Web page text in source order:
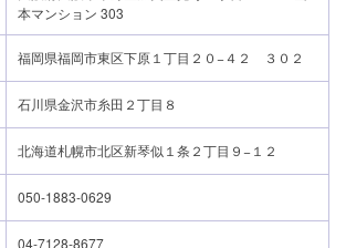
日対応
0629
本マンション 303
福岡県福岡市東区下原１丁目２０−４２ ３０２
石川県金沢市糸田２丁目８
北海道札幌市北区新琴似１条２丁目９−１２
050-1883-0629
04-7128-8677